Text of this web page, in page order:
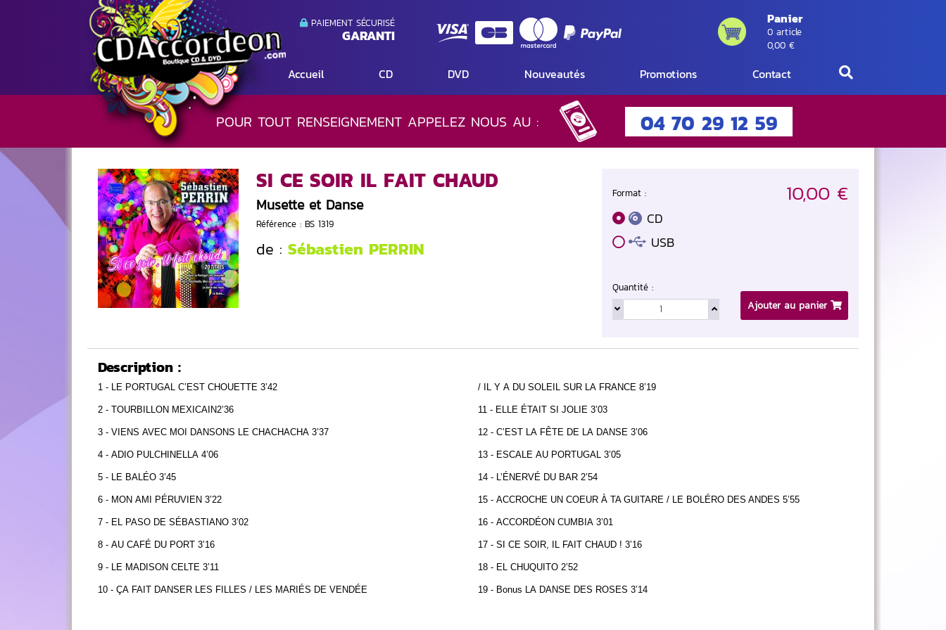
PAIEMENT SÉCURISÉ
GARANTI
Panier
0 article
0,00 €
Accueil CD DVD Nouveautés Promotions Contact
POUR TOUT RENSEIGNEMENT APPELEZ NOUS AU :
04 70 29 12 59
SI CE SOIR IL FAIT CHAUD
Musette et Danse
Référence : BS 1319
de : Sébastien PERRIN
Format :
CD
USB
10,00 €
Quantité :
Ajouter au panier
Description :
1 - LE PORTUGAL C’EST CHOUETTE 3’42
2 - TOURBILLON MEXICAIN2’36
3 - VIENS AVEC MOI DANSONS LE CHACHACHA 3’37
4 - ADIO PULCHINELLA 4’06
5 - LE BALÉO 3’45
6 - MON AMI PÉRUVIEN 3’22
7 - EL PASO DE SÉBASTIANO 3’02
8 - AU CAFÉ DU PORT 3’16
9 - LE MADISON CELTE 3’11
10 - ÇA FAIT DANSER LES FILLES / LES MARIÉS DE VENDÉE
/ IL Y A DU SOLEIL SUR LA FRANCE 8’19
11 - ELLE ÉTAIT SI JOLIE 3’03
12 - C’EST LA FÊTE DE LA DANSE 3’06
13 - ESCALE AU PORTUGAL 3’05
14 - L’ÉNERVÉ DU BAR 2’54
15 - ACCROCHE UN COEUR À TA GUITARE / LE BOLÉRO DES ANDES 5’55
16 - ACCORDÉON CUMBIA 3’01
17 - SI CE SOIR, IL FAIT CHAUD ! 3’16
18 - EL CHUQUITO 2’52
19 - Bonus LA DANSE DES ROSES 3’14